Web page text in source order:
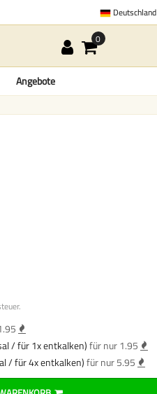
Deutschland
Angebote
/ für 1x entkalken)für nur 1.95
/ für 4x entkalken)für nur 5.95